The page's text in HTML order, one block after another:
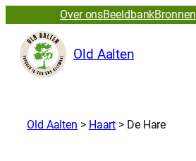
Over onsBeeldbankBronnen
Old Aalten
Old Aalten > Haart > De Hare